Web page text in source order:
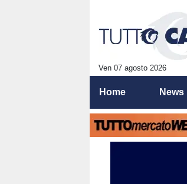
Ven 07 agosto 2026
Home News